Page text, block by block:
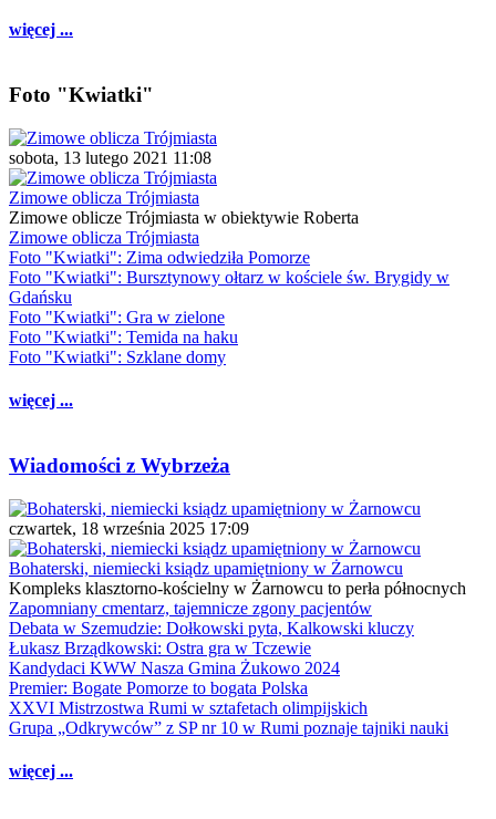
więcej ...
Foto "Kwiatki"
sobota, 13 lutego 2021 11:08
Zimowe oblicza Trójmiasta
Zimowe oblicze Trójmiasta w obiektywie Roberta
Zimowe oblicza Trójmiasta
Foto "Kwiatki": Zima odwiedziła Pomorze
Foto "Kwiatki": Bursztynowy ołtarz w kościele św. Brygidy w
Gdańsku
Foto "Kwiatki": Gra w zielone
Foto "Kwiatki": Temida na haku
Foto "Kwiatki": Szklane domy
więcej ...
Wiadomości z Wybrzeża
czwartek, 18 września 2025 17:09
Bohaterski, niemiecki ksiądz upamiętniony w Żarnowcu
Kompleks klasztorno-kościelny w Żarnowcu to perła północnych
Zapomniany cmentarz, tajemnicze zgony pacjentów
Debata w Szemudzie: Dołkowski pyta, Kalkowski kluczy
Łukasz Brządkowski: Ostra gra w Tczewie
Kandydaci KWW Nasza Gmina Żukowo 2024
Premier: Bogate Pomorze to bogata Polska
XXVI Mistrzostwa Rumi w sztafetach olimpijskich
Grupa „Odkrywców” z SP nr 10 w Rumi poznaje tajniki nauki
więcej ...